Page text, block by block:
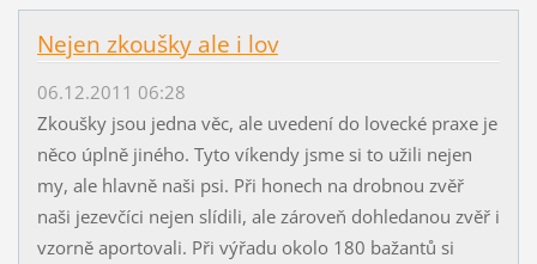
Nejen zkoušky ale i lov
06.12.2011 06:28
Zkoušky jsou jedna věc, ale uvedení do lovecké praxe je
něco úplně jiného. Tyto víkendy jsme si to užili nejen
my, ale hlavně naši psi. Při honech na drobnou zvěř
naši jezevčíci nejen slídili, ale zároveň dohledanou zvěř i
vzorně aportovali. Při výřadu okolo 180 bažantů si